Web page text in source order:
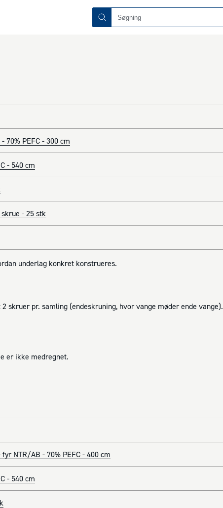
PEFC - 300 cm
- 540 cm
skrue - 25 stk
underlag konkret konstrueres.
pr. samling (endeskruning, hvor vange møder ende vange).
er ikke medregnet.
NTR/AB - 70% PEFC - 400 cm
- 540 cm